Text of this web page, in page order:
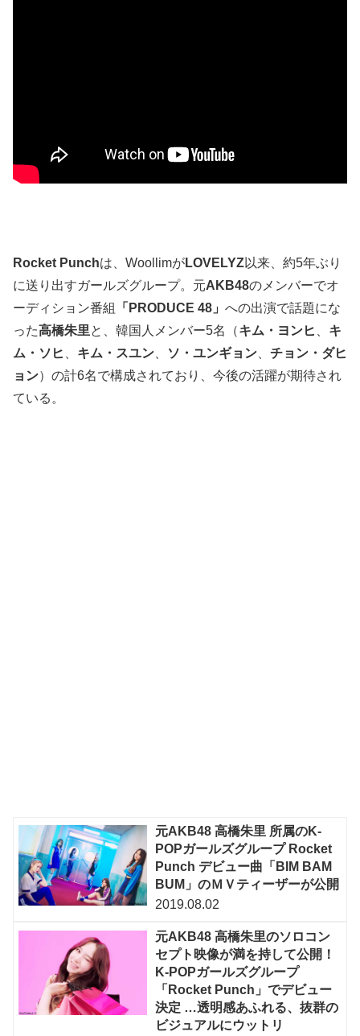
Rocket Punchは、WoollimがLOVELYZ以来、約5年ぶり
に送り出すガールズグループ。元AKB48のメンバーでオ
ーディション番組
「PRODUCE 48」 への出演で話題にな
った高橋朱里と、韓国人メンバー5名（キム・ヨンヒ
キ
ム・ソヒ
キム・スユン ソ・ユンギョン
チョン・ダヒ
ョン）の計6名で構成されており、今後の活躍が期待され
ている。
元AKB48 高橋朱里 所属のK-
POPガールズグループ Rocket
Punch デビュー曲「BIM BAM
BUM」のＭＶティーザーが公開
2019.08.02
元AKB48 高橋朱里のソロコン
セプト映像が満を持して公開！
K-POPガールズグループ
「Rocket Punch」でデビュー
決定 …透明感あふれる、抜群の
ビジュアルにウットリ